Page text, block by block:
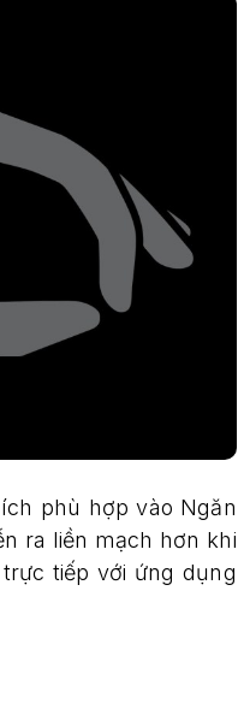
phù hợp vào Ngăn
ra liền mạch hơn khi
tiếp với ứng dụng